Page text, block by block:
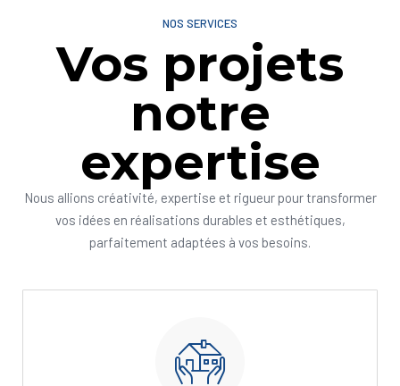
NOS SERVICES
Vos projets
notre
expertise
Nous allions créativité, expertise et rigueur pour transformer
vos idées en réalisations durables et esthétiques,
parfaitement adaptées à vos besoins.